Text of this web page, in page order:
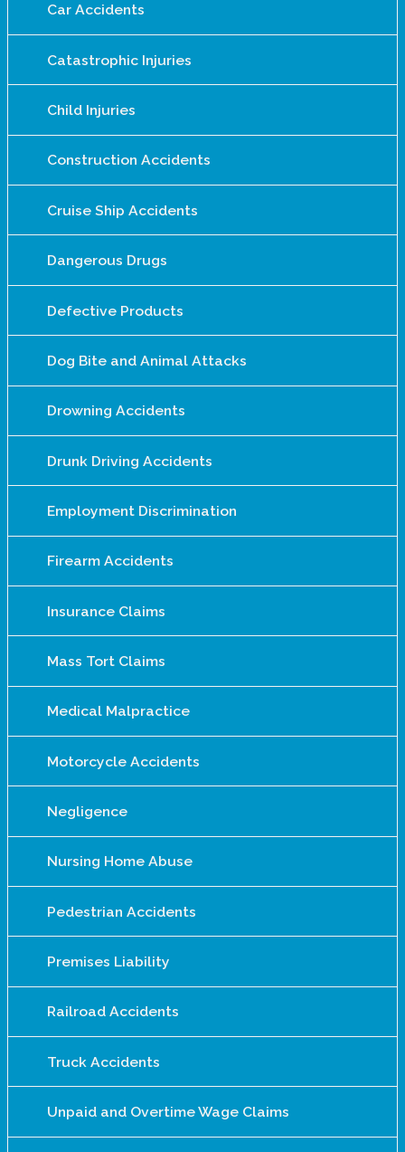
Car Accidents
Catastrophic Injuries
Child Injuries
Construction Accidents
Cruise Ship Accidents
Dangerous Drugs
Defective Products
Dog Bite and Animal Attacks
Drowning Accidents
Drunk Driving Accidents
Employment Discrimination
Firearm Accidents
Insurance Claims
Mass Tort Claims
Medical Malpractice
Motorcycle Accidents
Negligence
Nursing Home Abuse
Pedestrian Accidents
Premises Liability
Railroad Accidents
Truck Accidents
Unpaid and Overtime Wage Claims